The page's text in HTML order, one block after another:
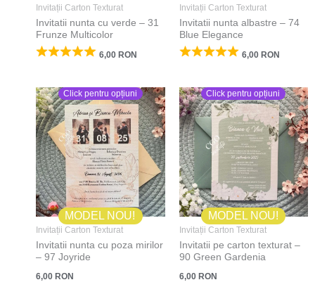
Invitații Carton Texturat
Invitatii nunta cu verde – 31
Frunze Multicolor
6,00 RON
Invitații Carton Texturat
Invitatii nunta albastre – 74
Blue Elegance
6,00 RON
MODEL NOU!
Click pentru opțiuni
Invitații Carton Texturat
Invitatii nunta cu poza mirilor
– 97 Joyride
6,00 RON
MODEL NOU!
Click pentru opțiuni
Invitații Carton Texturat
Invitatii pe carton texturat –
90 Green Gardenia
6,00 RON